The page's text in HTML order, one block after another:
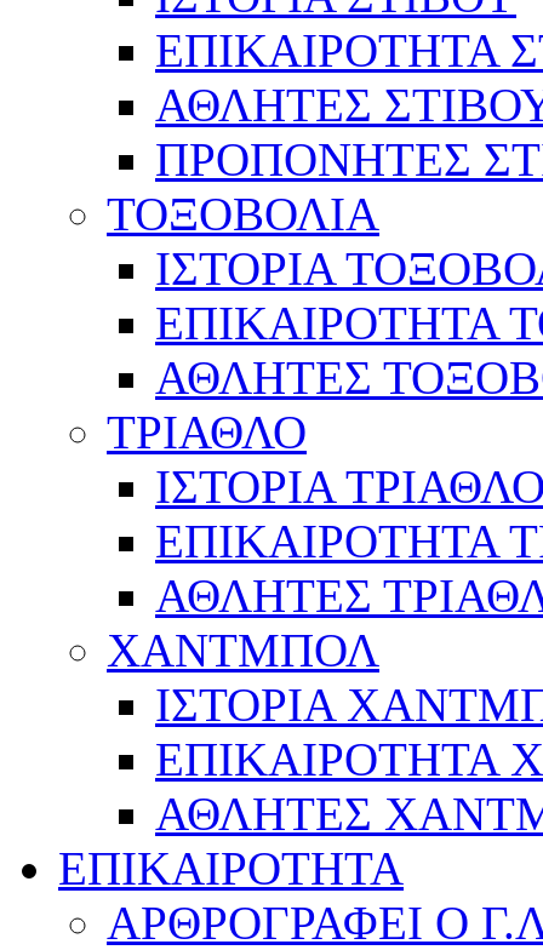
ΕΠΙΚΑΙΡΟΤΗΤΑ
ΑΘΛΗΤΕΣ
ΠΡΟΠΟΝΗΤΕΣ
ΤΟΞΟΒΟΛΙΑ
ΙΣΤΟΡΙΑ
ΕΠΙΚΑΙΡΟΤΗΤΑ
ΑΘΛΗΤΕΣ
ΤΡΙΑΘΛΟ
ΙΣΤΟΡΙΑ
ΕΠΙΚΑΙΡΟΤΗΤΑ
ΑΘΛΗΤΕΣ
ΧΑΝΤΜΠΟΛ
ΙΣΤΟΡΙΑ
ΕΠΙΚΑΙΡΟΤΗΤΑ
ΑΘΛΗΤΕΣ
ΕΠΙΚΑΙΡΟΤΗΤΑ
ΑΡΘΡΟΓΡΑΦΕΙ Ο